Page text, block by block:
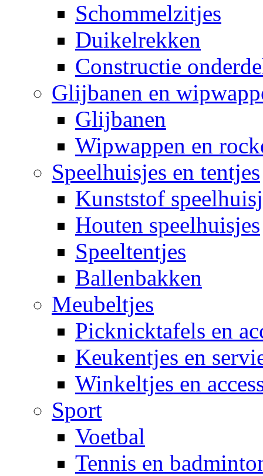
Schommelzitjes
Duikelrekken
Constructie
Glijbanen en
Glijbanen
Wipwappen en
Speelhuisjes en tentjes
Kunststof
Houten speelhuisjes
Speeltentjes
Ballenbakken
Meubeltjes
Picknicktafels en
Keukentjes en
Winkeltjes en
Sport
Voetbal
Tennis en